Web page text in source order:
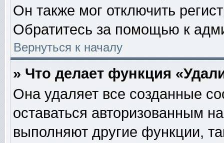
Он также мог отключить
Обратитесь за помощью к
Вернуться к началу
» Что делает функция
Она удаляет все созданные
оставаться авторизованным
выполняют другие функции,